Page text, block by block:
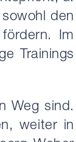
den
Im
Trainings
Weg sind.
weiter in